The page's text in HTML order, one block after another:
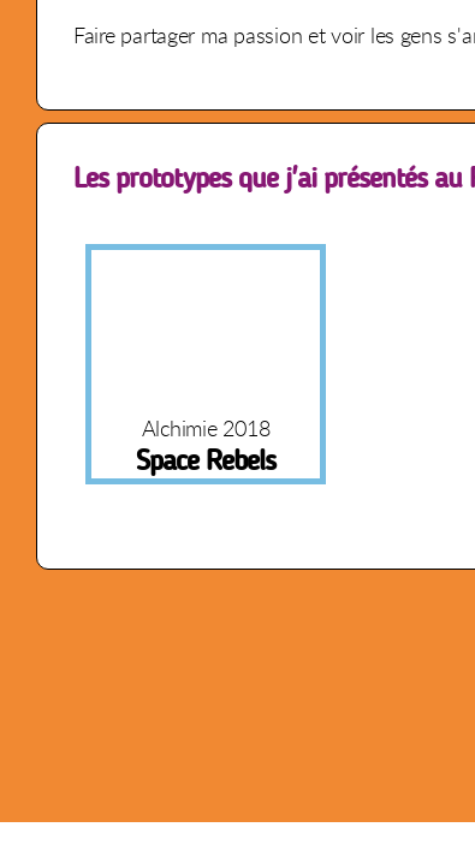
Faire partager ma passion et voir les gens
Les prototypes que j'ai présentés au
Alchimie 2018
Space Rebels